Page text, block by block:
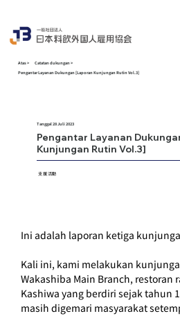
支援活動
Atas> Catatan dukungan>
Pengantar Layanan Dukungan [Laporan Kunjungan Rutin Vol.3]
Tanggal 28 Juli 2023
Pengantar Layanan
Kunjungan Rutin Vol.3]
支援活動
Ini adalah laporan ketiga
Kali ini, kami melakukan
Wakashiba Main Branch, restoran
Kashiwa yang berdiri sejak tahun
masih digemari masyarakat